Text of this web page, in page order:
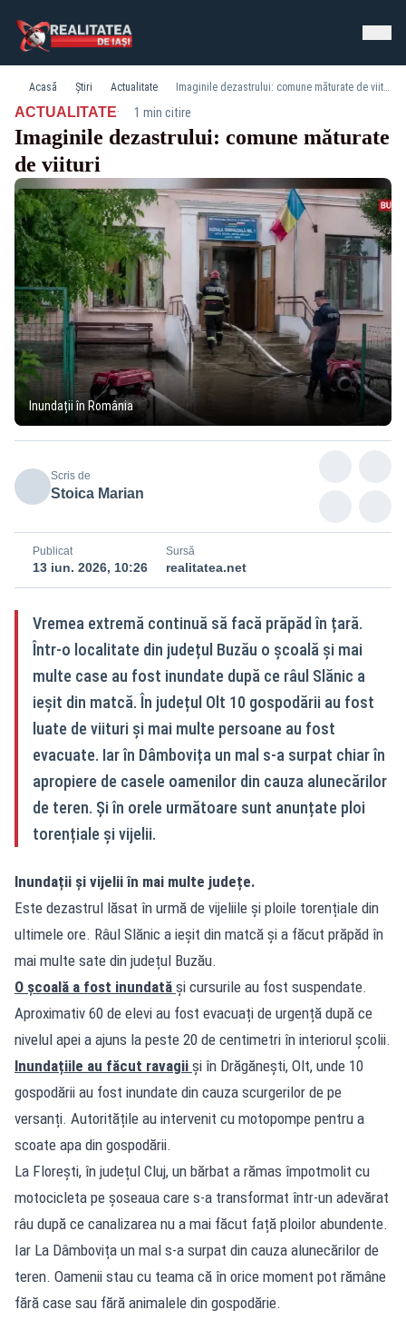
Acasă Știri Actualitate Imaginile dezastrului: comune măturate de viituri
ACTUALITATE· 1 min citire
Imaginile dezastrului: comune măturate
de viituri
Inundații în România
Scris de
Stoica Marian
Publicat
13 iun. 2026, 10:26
Sursă
realitatea.net
Vremea extremă continuă să facă prăpăd în țară.
Într-o localitate din județul Buzău o școală și mai
multe case au fost inundate după ce râul Slănic a
ieșit din matcă. În județul Olt 10 gospodării au fost
luate de viituri și mai multe persoane au fost
evacuate. Iar în Dâmbovița un mal s-a surpat chiar în
apropiere de casele oamenilor din cauza alunecărilor
de teren. Și în orele următoare sunt anunțate ploi
torențiale și vijelii.
Inundații și vijelii în mai multe județe.
Este dezastrul lăsat în urmă de vijeliile și ploile torențiale din
ultimele ore. Râul Slănic a ieșit din matcă și a făcut prăpăd în
mai multe sate din județul Buzău.
O școală a fost inundată și cursurile au fost suspendate.
Aproximativ 60 de elevi au fost evacuați de urgență după ce
nivelul apei a ajuns la peste 20 de centimetri în interiorul școlii.
Inundațiile au făcut ravagii și în Drăgănești, Olt, unde 10
gospodării au fost inundate din cauza scurgerilor de pe
versanți. Autoritățile au intervenit cu motopompe pentru a
scoate apa din gospodării.
La Florești, în județul Cluj, un bărbat a rămas împotmolit cu
motocicleta pe șoseaua care s-a transformat într-un adevărat
râu după ce canalizarea nu a mai făcut față ploilor abundente.
Iar La Dâmbovița un mal s-a surpat din cauza alunecărilor de
teren. Oamenii stau cu teama că în orice moment pot rămâne
fără case sau fără animalele din gospodărie.